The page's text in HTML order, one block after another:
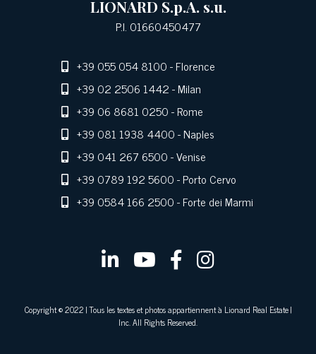
LIONARD S.p.A. s.u.
P.I. 01660450477
+39 055 054 8100- Florence
+39 02 2506 1442- Milan
+39 06 8681 0250- Rome
+39 081 1938 4400- Naples
+39 041 267 6500- Venise
+39 0789 192 5600- Porto Cervo
+39 0584 166 2500- Forte dei Marmi
Copyright © 2022 | Tous les textes et photos appartiennent à Lionard Real Estate |
Inc. All Rights Reserved.